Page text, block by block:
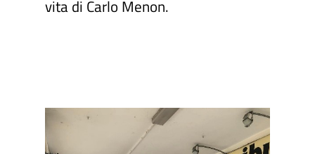
vita di Carlo Menon.